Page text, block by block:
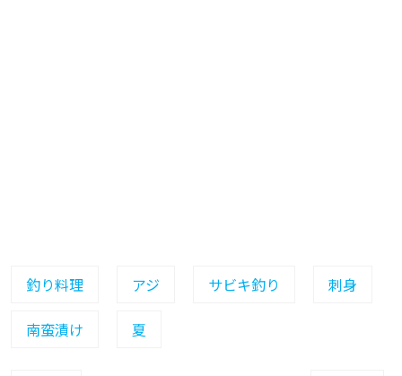
大
量
に
釣り料理 アジ サビキ釣り 刺身
南蛮漬け 夏